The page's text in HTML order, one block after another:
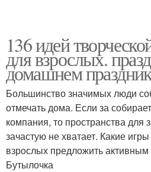
136 идей
для взрослых.
домашнем
Большинство значимых люди
отмечать дома. Если за
компания, то пространства для
зачастую не хватает. Какие
взрослых предложить
Бутылочка